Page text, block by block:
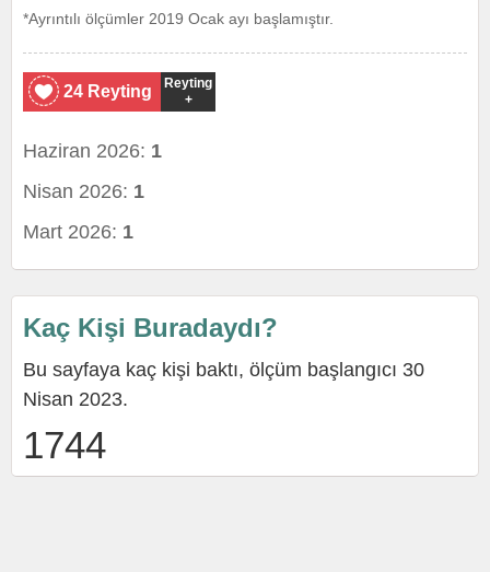
*Ayrıntılı ölçümler 2019 Ocak ayı başlamıştır.
24 Reyting
Reyting
+
Haziran 2026: 1
Nisan 2026: 1
Mart 2026: 1
Kaç Kişi Buradaydı?
Bu sayfaya kaç kişi baktı, ölçüm başlangıcı 30
Nisan 2023.
1744